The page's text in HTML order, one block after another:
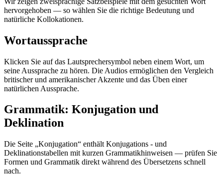
hervorgehoben — so wählen Sie die richtige Bedeutung und
natürliche Kollokationen.
Wortaussprache
Klicken Sie auf das Lautsprechersymbol neben einem Wort, um
seine Aussprache zu hören. Die Audios ermöglichen den Vergleich
britischer und amerikanischer Akzente und das Üben einer
natürlichen Aussprache.
Grammatik: Konjugation und
Deklination
Die Seite „Konjugation“ enthält Konjugations - und
Deklinationstabellen mit kurzen Grammatikhinweisen — prüfen Sie
Formen und Grammatik direkt während des Übersetzens schnell
nach.